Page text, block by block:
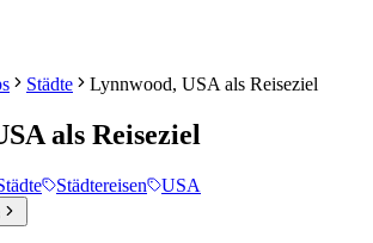
Städte Lynnwood, USA als Reiseziel
als Reiseziel
Städtereisen USA